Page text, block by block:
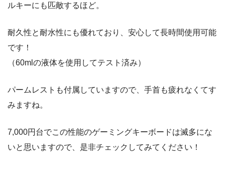
ルキーにも匹敵するほど。
耐久性と耐水性にも優れており、安心して長時間使用可能
です！
（60mlの液体を使用してテスト済み）
パームレストも付属していますので、手首も疲れなくてす
みますね。
7,000円台でこの性能のゲーミングキーボードは滅多にな
いと思いますので、是非チェックしてみてください！